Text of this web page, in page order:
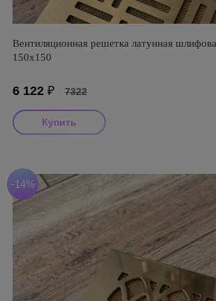
Вентиляционная решетка латунная
150х150
6 122 ₽ 7322
-14%